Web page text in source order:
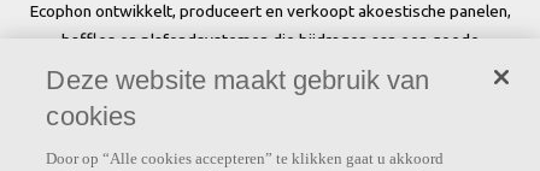
Ecophon ontwikkelt, produceert en verkoopt akoestische panelen,
baffles en plafondsystemen die bijdragen aan een goede
werkomgeving door het welzijn en de prestaties van mensen te
verbeteren.
Deze website maakt gebruik van
cookies
Door op “Alle cookies accepteren” te klikken gaat u akkoord